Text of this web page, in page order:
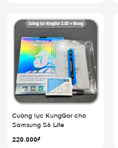
Cường lực KungGor cho
Samsung S6 Lite
220.000₫